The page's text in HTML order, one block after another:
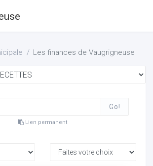
Les finances de Vaugrigneuse
Go!
Lien permanent